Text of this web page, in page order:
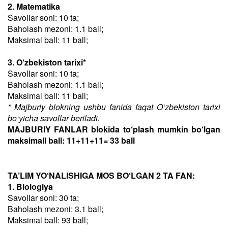
2. Matematika
Savollar soni: 10 ta;
Baholash mezoni: 1.1 ball;
Maksimal ball: 11 ball;
3. O‘zbekiston tarixi*
Savollar soni: 10 ta;
Baholash mezoni: 1.1 ball;
Maksimal ball: 11 ball;
* Majburiy blokning ushbu fanida faqat O‘zbekiston tarixi
bo‘yicha savollar beriladi.
MAJBURIY FANLAR blokida to‘plash mumkin bo‘lgan
maksimall ball: 11+11+11= 33 ball
TA’LIM YO‘NALISHIGA MOS BO‘LGAN 2 TA FAN:
1. Biologiya
Savollar soni: 30 ta;
Baholash mezoni: 3.1 ball;
Maksimal ball: 93 ball;